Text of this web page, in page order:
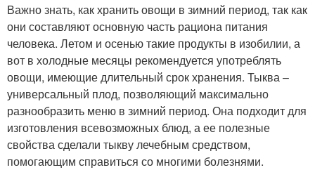
Важно знать, как хранить овощи в зимний период, так как
они составляют основную часть рациона питания
человека. Летом и осенью такие продукты в изобилии, а
вот в холодные месяцы рекомендуется употреблять
овощи, имеющие длительный срок хранения. Тыква –
универсальный плод, позволяющий максимально
разнообразить меню в зимний период. Она подходит для
изготовления всевозможных блюд, а ее полезные
свойства сделали тыкву лечебным средством,
помогающим справиться со многими болезнями.